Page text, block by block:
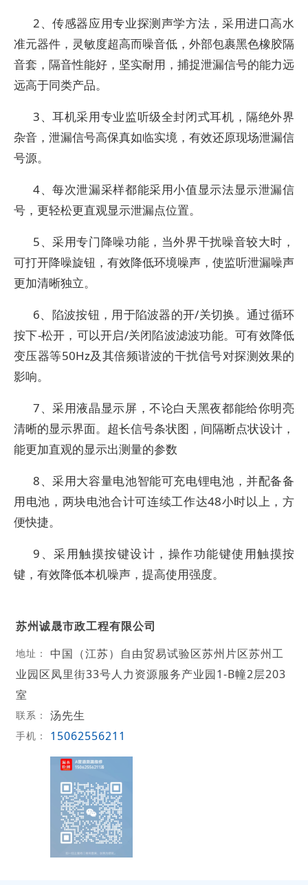
2、传感器应用专业探测声学方法，采用进口高水
准元器件，灵敏度超高而噪音低，外部包裹黑色橡胶隔
音套，隔音性能好，坚实耐用，捕捉泄漏信号的能力远
远高于同类产品。
3、耳机采用专业监听级全封闭式耳机，隔绝外界
杂音，泄漏信号高保真如临实境，有效还原现场泄漏信
号源。
4、每次泄漏采样都能采用小值显示法显示泄漏信
号，更轻松更直观显示泄漏点位置。
5、采用专门降噪功能，当外界干扰噪音较大时，
可打开降噪旋钮，有效降低环境噪声，使监听泄漏噪声
更加清晰独立。
6、陷波按钮，用于陷波器的开/关切换。通过循环
按下-松开，可以开启/关闭陷波滤波功能。可有效降低
变压器等50Hz及其倍频谐波的干扰信号对探测效果的
影响。
7、采用液晶显示屏，不论白天黑夜都能给你明亮
清晰的显示界面。超长信号条状图，间隔断点状设计，
能更加直观的显示出测量的参数
8、采用大容量电池智能可充电锂电池，并配备备
用电池，两块电池合计可连续工作达48小时以上，方
便快捷。
9、采用触摸按键设计，操作功能键使用触摸按
键，有效降低本机噪声，提高使用强度。
苏州诚晟市政工程有限公司
地址：
中国（江苏）自由贸易试验区苏州片区苏州工
业园区凤里街33号人力资源服务产业园1-B幢2层203
室
联系： 汤先生
手机： 15062556211